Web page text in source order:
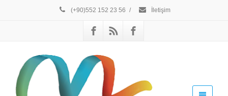
(+90)552 152 23 56 / İletişim